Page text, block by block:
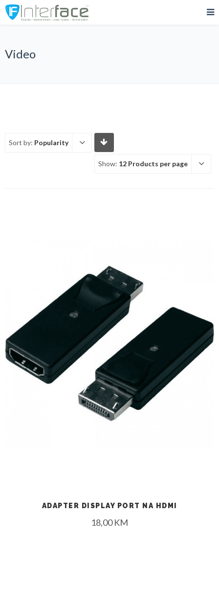
Video
Sort by: Popularity
Show: 12 Products per page
ADAPTER DISPLAY PORT NA HDMI
18,00KM